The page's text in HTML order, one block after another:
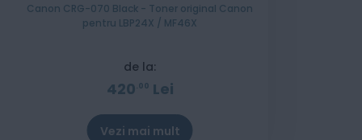
Canon CRG-070 Black - Toner original Canon
pentru LBP24X / MF46X
de la:
420 00 Lei
Vezi mai mult
Stoc epuizat